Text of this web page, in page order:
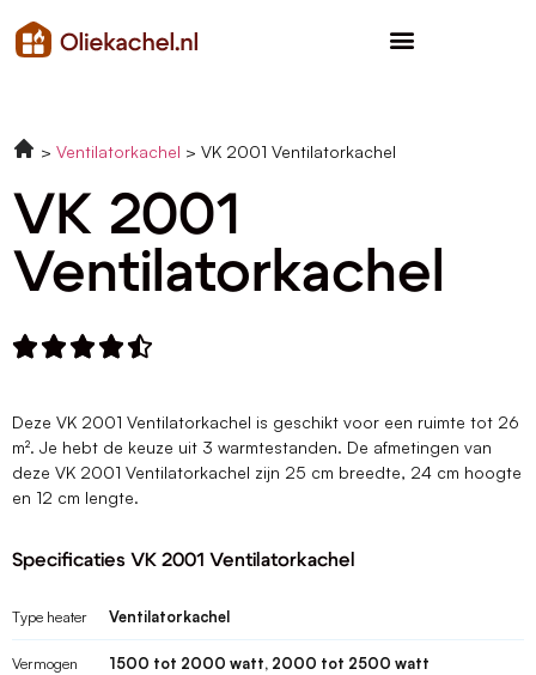
Ventilatorkachel VK 2001 Ventilatorkachel
VK 2001
Ventilatorkachel

Deze VK 2001 Ventilatorkachel is geschikt voor een ruimte tot 26
m². Je hebt de keuze uit 3 warmtestanden. De afmetingen van
deze VK 2001 Ventilatorkachel zijn 25 cm breedte, 24 cm hoogte
en 12 cm lengte.
Specificaties VK 2001 Ventilatorkachel
Type heater Ventilatorkachel
Vermogen 1500 tot 2000 watt, 2000 tot 2500 watt